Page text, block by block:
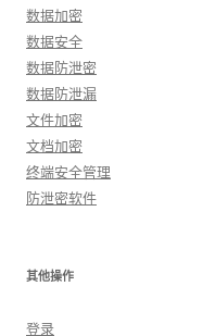
数据加密
数据安全
数据防泄密
数据防泄漏
文件加密
文档加密
终端安全管理
防泄密软件
其他操作
登录